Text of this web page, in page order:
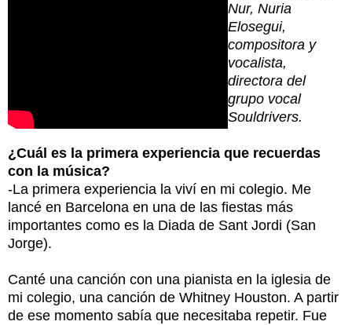
Nur, Nuria
Elosegui,
compositora y
vocalista,
directora del
grupo vocal
Souldrivers.
¿Cuál es la primera experiencia que recuerdas
con la música?
-La primera experiencia la viví en mi colegio. Me
lancé en Barcelona en una de las fiestas más
importantes como es la Diada de Sant Jordi (San
Jorge).
Canté una canción con una pianista en la iglesia de
mi colegio, una canción de Whitney Houston. A partir
de ese momento sabía que necesitaba repetir. Fue